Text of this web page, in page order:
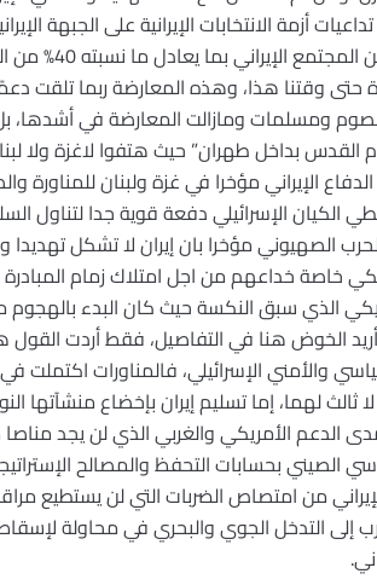
الانتخابات الإيرانية على الجبهة
كل من “موسوي وخاتمي
حتى وقتنا هذا، وهذه المعارضة ربما تلقت
ومسلمات ومازالت المعارضة في أشدها،
بداخل طهران” حيث هتفوا لاغزة ولا
الإيراني مؤخرا في غزة ولبنان للمناورة
الكيان الإسرائيلي دفعة قوية جدا لتناول
الصهيوني مؤخرا بان إيران لا تشكل تهديدا
خاصة خداعهم من اجل امتلاك زمام المبادرة
الذي سبق النكسة حيث كان البدء بالهجوم
الخوض هنا في التفاصيل، فقط أردت القول
والأمني الإسرائيلي، فالمناورات اكتملت في
ثالث لهما، إما تسليم إيران بإخضاع منشآتها
الدعم الأمريكي والغربي الذي لن يجد
الصيني بحسابات التحفظ والمصالح
من امتصاص الضربات التي لن يستطيع
إلى التدخل الجوي والبحري في محاولة لإسقاط